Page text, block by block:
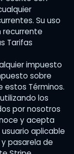
Su uso
recurrente
Tarifas
impuesto
sobre
estos Términos.
los
por nosotros
y acepta
aplicable
pasarela de